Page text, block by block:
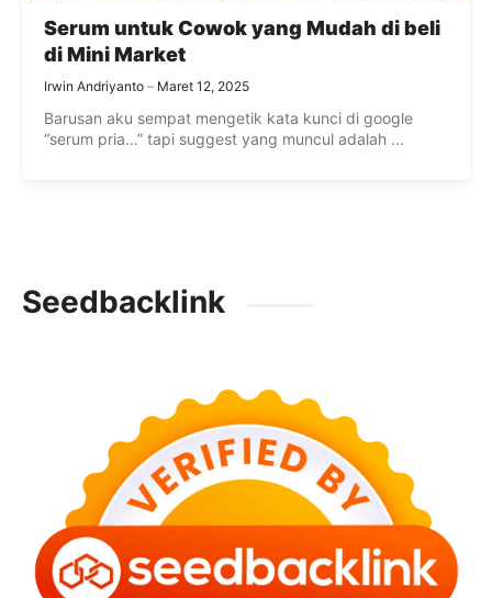
Serum untuk Cowok yang Mudah di beli
di Mini Market
Irwin Andriyanto Maret 12, 2025
Barusan aku sempat mengetik kata kunci di google
“serum pria…” tapi suggest yang muncul adalah ...
Seedbacklink